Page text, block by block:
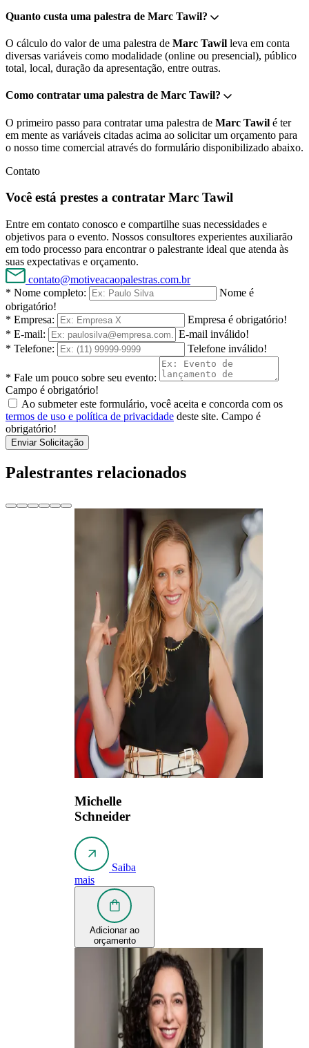
Quanto custa uma palestra de Marc Tawil?
O cálculo do valor de uma palestra de Marc Tawil leva em conta
diversas variáveis como modalidade (online ou presencial), público
total, local, duração da apresentação, entre outras.
Como contratar uma palestra de Marc Tawil?
O primeiro passo para contratar uma palestra de Marc Tawil é ter
em mente as variáveis citadas acima ao solicitar um orçamento para
o nosso time comercial através do formulário disponibilizado abaixo.
Contato
Você está prestes a contratar Marc Tawil
Entre em contato conosco e compartilhe suas necessidades e
objetivos para o evento. Nossos consultores experientes auxiliarão
em todo processo para encontrar o palestrante ideal que atenda às
suas expectativas e orçamento.
contato@motiveacaopalestras.com.br
* Nome completo:
Nome é
obrigatório!
* Empresa:
Empresa é obrigatório!
* E-mail:
E-mail inválido!
* Telefone:
Telefone inválido!
* Fale um pouco sobre seu evento:
Campo é obrigatório!
Ao submeter este formulário, você aceita e concorda com os
termos de uso e política de privacidade deste site. Campo é
obrigatório!
Enviar Solicitação
Palestrantes relacionados
Michelle
Schneider
Saiba
mais
Adicionar ao
orçamento